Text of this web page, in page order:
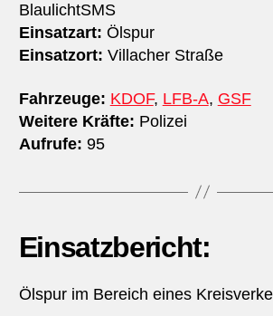
BlaulichtSMS
Einsatzart: Ölspur
Einsatzort: Villacher Straße
Fahrzeuge: KDOF, LFB-A, GSF
Weitere Kräfte: Polizei
Aufrufe: 95
Einsatzbericht:
Ölspur im Bereich eines